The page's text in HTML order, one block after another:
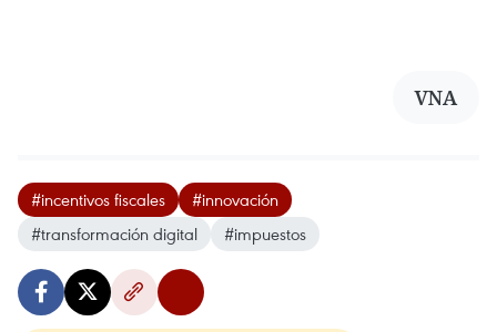
VNA
#incentivos fiscales
#innovación
#transformación digital
#impuestos